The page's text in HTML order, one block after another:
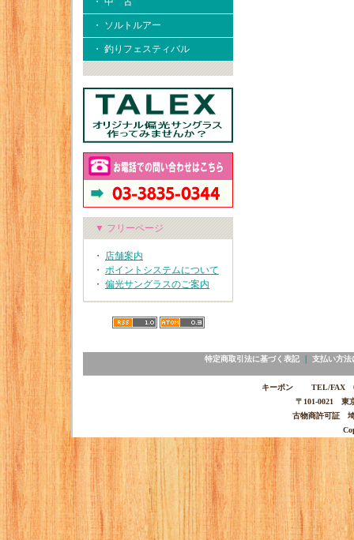
・ ソルトルアー
・ 釣りフェスティバル
▼ フリーページ
・ 店舗案内
・ ポイントシステムについて
・ 偏光サングラスのご案内
特定商取引法に基づく表記｜ 支払い方法
キーポン TEL/FAX
〒101-0021 東
古物商許可証